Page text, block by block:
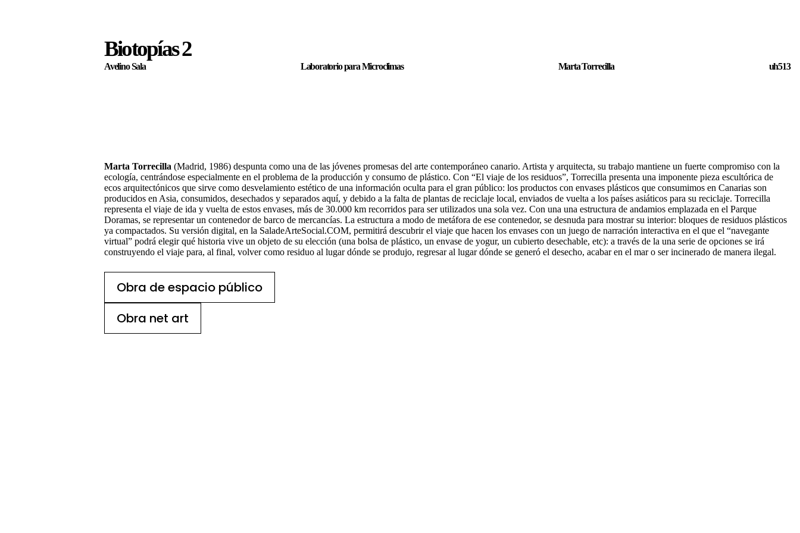
Biotopías 2
Avelino Sala Laboratorio para Microclimas Marta Torrecilla uh513
Marta Torrecilla (Madrid, 1986) despunta como una de las jóvenes promesas del arte contemporáneo canario. Artista y arquitecta, su trabajo mantiene un fuerte compromiso con la
ecología, centrándose especialmente en el problema de la producción y consumo de plástico. Con “El viaje de los residuos”, Torrecilla presenta una imponente pieza escultórica de
ecos arquitectónicos que sirve como desvelamiento estético de una información oculta para el gran público: los productos con envases plásticos que consumimos en Canarias son
producidos en Asia, consumidos, desechados y separados aquí, y debido a la falta de plantas de reciclaje local, enviados de vuelta a los países asiáticos para su reciclaje. Torrecilla
representa el viaje de ida y vuelta de estos envases, más de 30.000 km recorridos para ser utilizados una sola vez. Con una una estructura de andamios emplazada en el Parque
Doramas, se representar un contenedor de barco de mercancías. La estructura a modo de metáfora de ese contenedor, se desnuda para mostrar su interior: bloques de residuos plásticos
ya compactados. Su versión digital, en la SaladeArteSocial.COM, permitirá descubrir el viaje que hacen los envases con un juego de narración interactiva en el que el “navegante
virtual” podrá elegir qué historia vive un objeto de su elección (una bolsa de plástico, un envase de yogur, un cubierto desechable, etc): a través de la una serie de opciones se irá
construyendo el viaje para, al final, volver como residuo al lugar dónde se produjo, regresar al lugar dónde se generó el desecho, acabar en el mar o ser incinerado de manera ilegal.
Obra de espacio público
Obra net art